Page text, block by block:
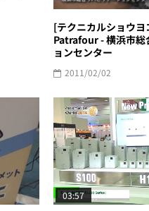
[テクニカルショウ
Patrafour - 横浜市総
ョンセンター
2011/02/02
03:57